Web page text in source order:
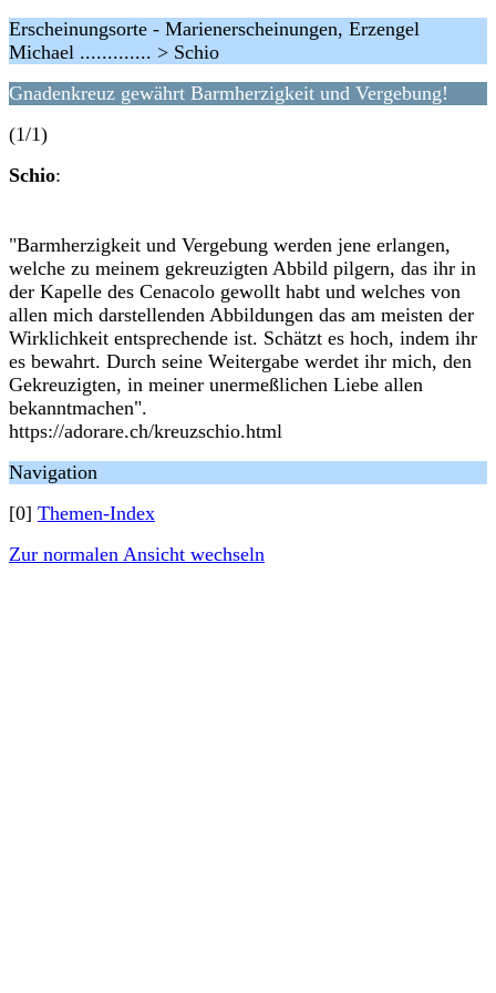
Erscheinungsorte - Marienerscheinungen, Erzengel
Michael ............. > Schio
Gnadenkreuz gewährt Barmherzigkeit und Vergebung!
(1/1)
Schio:
"Barmherzigkeit und Vergebung werden jene erlangen,
welche zu meinem gekreuzigten Abbild pilgern, das ihr in
der Kapelle des Cenacolo gewollt habt und welches von
allen mich darstellenden Abbildungen das am meisten der
Wirklichkeit entsprechende ist. Schätzt es hoch, indem ihr
es bewahrt. Durch seine Weitergabe werdet ihr mich, den
Gekreuzigten, in meiner unermeßlichen Liebe allen
bekanntmachen".
https://adorare.ch/kreuzschio.html
Navigation
[0] Themen-Index
Zur normalen Ansicht wechseln